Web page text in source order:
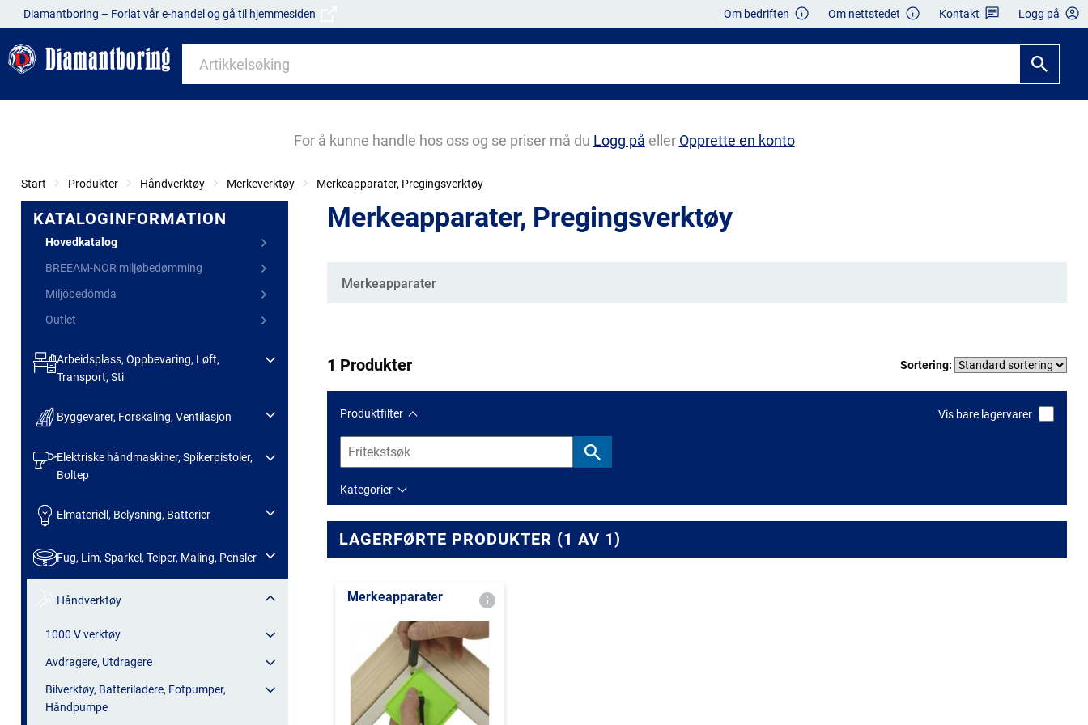
Diamantboring – Forlat vår e-handel og gå til hjemmesiden Om bedriften Om nettstedet Kontakt Logg på
For å kunne handle hos oss og se priser må du Logg på eller Opprette en konto
Start Produkter Håndverktøy Merkeverktøy Merkeapparater, Pregingsverktøy
KATALOGINFORMATION
Hovedkatalog
BREEAM-NOR miljøbedømming
Miljöbedömda
Outlet
Arbeidsplass, Oppbevaring, Løft,
Transport, Sti
Byggevarer, Forskaling, Ventilasjon
Elektriske håndmaskiner, Spikerpistoler,
Boltep
Elmateriell, Belysning, Batterier
Fug, Lim, Sparkel, Teiper, Maling, Pensler
Håndverktøy
1000 V verktøy
Avdragere, Utdragere
Bilverktøy, Batteriladere, Fotpumper,
Håndpumpe
Merkeapparater, Pregingsverktøy
Kategorier
Merkeapparater
1 Produkter Sortering:
Produktfilter Vis bare lagervarer
Kategorier
LAGERFØRTE PRODUKTER (1 AV 1)
Merkeapparater